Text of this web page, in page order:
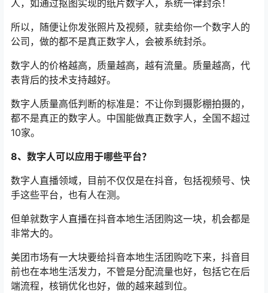
人，如通过抠图实现的纸片数字人，系统一律封杀！
所以，随便让你发张照片及视频，就卖给你一个数字人的
公司，做的都不是真正数字人，会被系统封杀。
数字人的价格越高，质量越高，越有流量。质量越高，代
表背后的技术支持越好。
数字人质量高低判断的标准是：不让你到摄影棚拍摄的，
都不是真正的数字人。中国能做真正数字人，全国不超过
10家。
8、数字人可以应用于哪些平台？
数字人直播领域，目前不仅仅是在抖音，包括视频号、快
手这些平台，也有人在测。
但单就数字人直播在抖音本地生活团购这一块，机会都是
非常大的。
美团市场有一大块要给抖音本地生活团购吃下来，抖音目
前也在本地生活发力，不管是分配流量也好，包括它在后
端流程，核销优化也好，做的越来越到位。